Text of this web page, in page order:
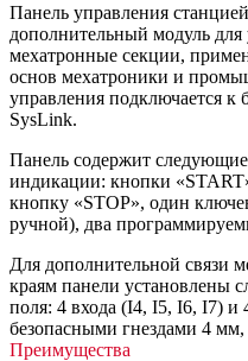
Панель управления
дополнительный модуль
мехатронные секции,
основ мехатроники и
управления подключается к
SysLink.
Панель содержит
индикации: кнопки
кнопку «STOP», один
ручной), два
Для дополнительной связи
краям панели установлены
поля: 4 входа (I4, I5, I6, I7) и
безопасными гнездами 4
Преимущества